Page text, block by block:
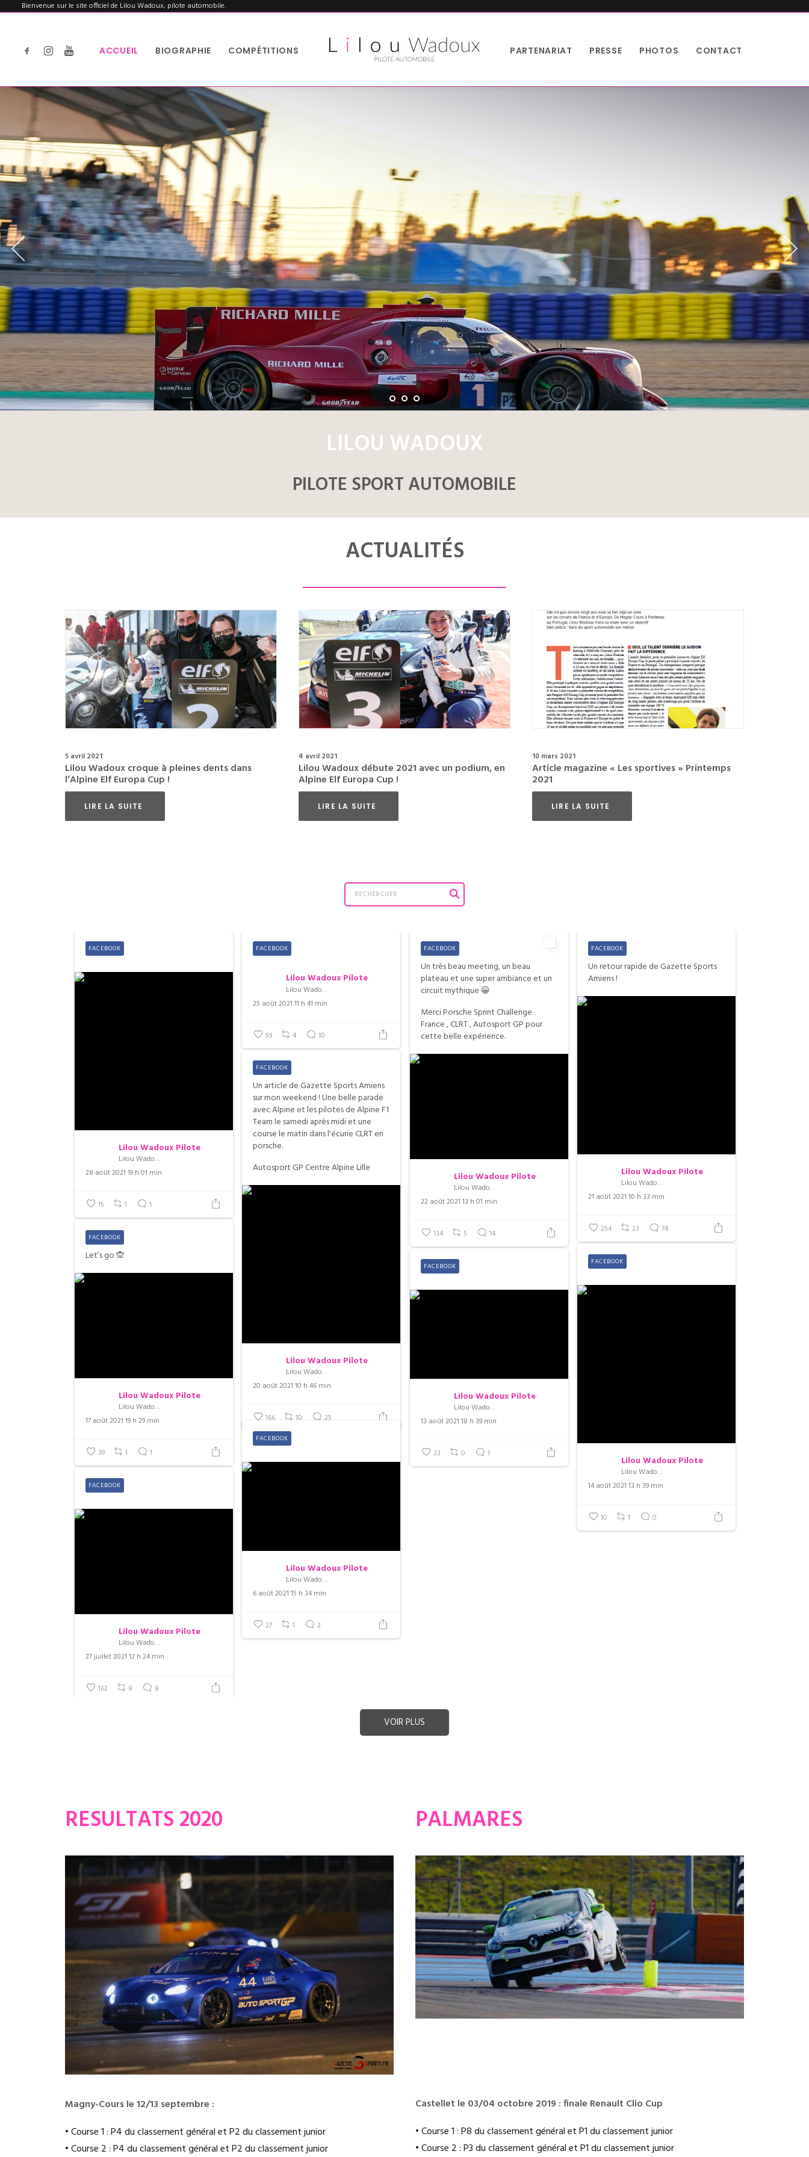
Bienvenue sur le site officiel de Lilou Wadoux, pilote automobile.
ACCUEIL BIOGRAPHIE COMPÉTITIONS PARTENARIAT PRESSE PHOTOS CONTACT
LILOU WADOUX
PILOTE SPORT AUTOMOBILE
ACTUALITÉS
5 avril 2021
Lilou Wadoux croque à pleines dents dans
l’Alpine Elf Europa Cup !
LIRE LA SUITE
4 avril 2021
Lilou Wadoux débute 2021 avec un podium, en
Alpine Elf Europa Cup !
LIRE LA SUITE
10 mars 2021
Article magazine « Les sportives » Printemps
2021
LIRE LA SUITE
Lilou Wadoux Pilote
Lilou Wadoux Pilote
28 août 2021 19 h 01 min
FACEBOOK
15 1 1
Lilou Wadoux Pilote
Lilou Wadoux Pilote
25 août 2021 11 h 41 min
FACEBOOK
59 4 10
Un très beau meeting, un beau
plateau et une super ambiance et un
circuit mythique 😀
Merci Porsche Sprint Challenge
France , CLRT , Autosport GP pour
cette belle expérience.
Lilou Wadoux Pilote
Lilou Wadoux Pilote
22 août 2021 13 h 01 min
FACEBOOK
134 5 14
Un retour rapide de Gazette Sports
Amiens !
Lilou Wadoux Pilote
Lilou Wadoux Pilote
21 août 2021 10 h 33 min
FACEBOOK
254 23 74
Un article de Gazette Sports Amiens
sur mon weekend ! Une belle parade
avec Alpine et les pilotes de Alpine F1
Team le samedi après midi et une
course le matin dans l'écurie CLRT en
porsche.
Autosport GP Centre Alpine Lille
Lilou Wadoux Pilote
Lilou Wadoux Pilote
20 août 2021 10 h 46 min
FACEBOOK
166 10 25
Let’s go 🙊
Lilou Wadoux Pilote
Lilou Wadoux Pilote
17 août 2021 19 h 29 min
FACEBOOK
39 1 1
Lilou Wadoux Pilote
Lilou Wadoux Pilote
14 août 2021 13 h 39 min
FACEBOOK
10 1 0
Lilou Wadoux Pilote
Lilou Wadoux Pilote
13 août 2021 18 h 39 min
FACEBOOK
23 0 1
Lilou Wadoux Pilote
Lilou Wadoux Pilote
6 août 2021 15 h 34 min
FACEBOOK
27 1 2
Lilou Wadoux Pilote
Lilou Wadoux Pilote
27 juillet 2021 12 h 24 min
FACEBOOK
162 8 8
VOIR PLUS
RESULTATS 2020
Magny-Cours le 12/13 septembre :
• Course 1 : P4 du classement général et P2 du classement junior
• Course 2 : P4 du classement général et P2 du classement junior
PALMARES
Castellet le 03/04 octobre 2019 : finale Renault Clio Cup
• Course 1 : P8 du classement général et P1 du classement junior
• Course 2 : P3 du classement général et P1 du classement junior